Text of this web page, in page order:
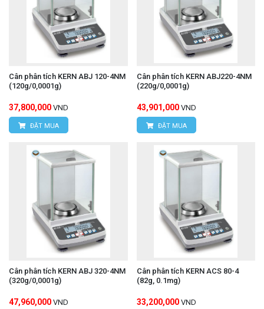
Cân phân tích KERN ABJ 120-4NM
(120g/0,0001g)
37,800,000 VND
ĐẶT MUA
Cân phân tích KERN ABJ220-4NM
(220g/0,0001g)
43,901,000 VND
ĐẶT MUA
Cân phân tích KERN ABJ 320-4NM
(320g/0,0001g)
47,960,000 VND
Cân phân tích KERN ACS 80-4
(82g, 0.1mg)
33,200,000 VND